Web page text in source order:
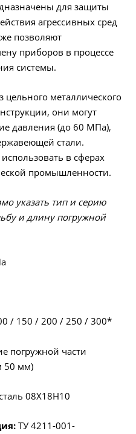
для защиты
агрессивных сред
позволяют
приборов в процессе
системы.
цельного металлического
они могут
давления (до 60 МПа),
стали.
в сферах
промышленности.
указать тип и серию
и длину погружной
/ 150 / 200 / 250 / 300*
погружной части
50 мм)
08Х18Н10
ТУ 4211-001-